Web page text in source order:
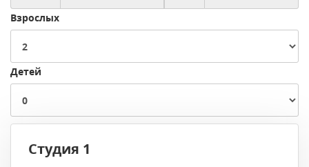
Взрослых
Детей
Студия 1